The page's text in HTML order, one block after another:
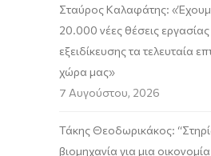
Σταύρος Καλαφάτης:
20.000 νέες θέσεις
εξειδίκευσης τα τελευταία
χώρα μας»
7 Αυγούστου, 2026
Τάκης Θεοδωρικάκος:
βιομηχανία για μια